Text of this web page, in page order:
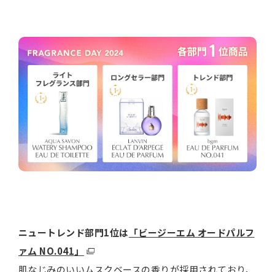
ニュートレンド部門1位は 「ビージーエム オードパルフ
ァム NO.041」
肌なじみのいいムスクベースの香りが採用されており、